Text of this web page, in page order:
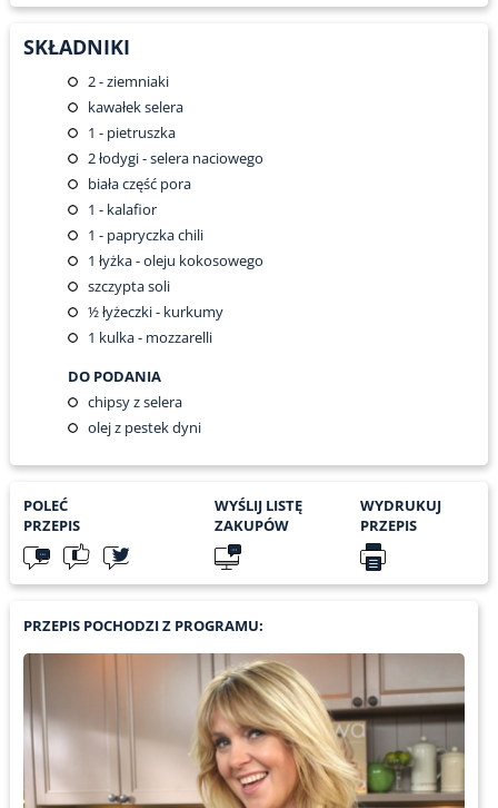
SKŁADNIKI
2- ziemniaki
kawałek selera
1 - pietruszka
2łodygi - selera naciowego
biała część pora
1 - kalafior
1 - papryczka chili
1 łyżka - oleju kokosowego
szczypta soli
½łyżeczki - kurkumy
1 kulka - mozzarelli
DO PODANIA
chipsy z selera
olej z pestek dyni
POLEĆ
PRZEPIS
WYŚLIJ LISTĘ
ZAKUPÓW
WYDRUKUJ
PRZEPIS
PRZEPIS POCHODZI Z PROGRAMU: